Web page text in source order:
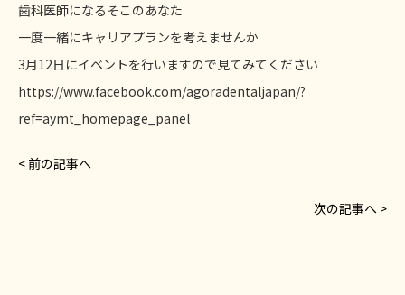
歯科医師になるそこのあなた
一度一緒にキャリアプランを考えませんか
3月12日にイベントを行いますので見てみてください
https://www.facebook.com/agoradentaljapan/?
ref=aymt_homepage_panel
< 前の記事へ
次の記事へ >